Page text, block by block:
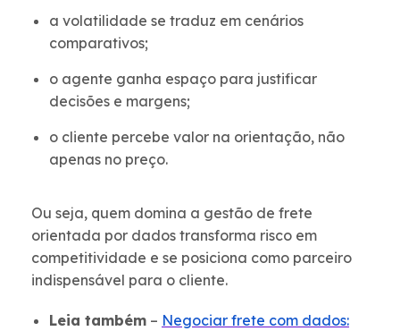
a volatilidade se traduz em cenários
comparativos;
o agente ganha espaço para justificar
decisões e margens;
o cliente percebe valor na orientação, não
apenas no preço.
Ou seja, quem domina a gestão de frete
orientada por dados transforma risco em
competitividade e se posiciona como parceiro
indispensável para o cliente.
Leia também – Negociar frete com dados: